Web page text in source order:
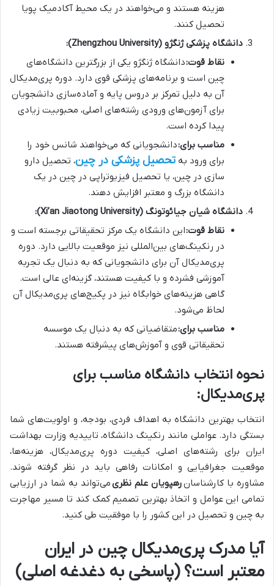
هزینه هستند و می‌خواهند در یک محیط آکادمیک پویا
تحصیل کنند.
دانشگاه پزشکی ژنگژو (Zhengzhou University):
نقاط قوت:دانشگاه ژنگژو یکی از بزرگترین دانشگاه‌های
چین است و برنامه‌های پزشکی قوی دارد. دوره پری‌مدیکال
آن به دلیل تمرکز بر دروس پایه و آماده‌سازی دانشجویان
برای آزمون‌های ورودی رشته‌های اصلی، محبوبیت زیادی
پیدا کرده است.
مناسب برای:دانشجویانی که می‌خواهند شانس خود را
برای ورود به تحصیل پزشکی در چین، تحصیل دارو
سازی در چین، یا تحصیل فیزیوتراپی در چین در یک
دانشگاه بزرگ و معتبر افزایش دهند.
دانشگاه شیان جیائوتونگ (Xi’an Jiaotong University):
نقاط قوت:این دانشگاه یک مرکز تحقیقاتی برجسته است و
در رنکینگ‌های بین‌المللی نیز موقعیت بالایی دارد. دوره
پری‌مدیکال آن برای دانشجویانی که به دنبال یک تجربه
آموزشی فشرده و با کیفیت هستند، گزینه‌ای عالی است.
گاهی هزینه‌های خوابگاه نیز در پکیج‌های پری‌مدیکال آن
لحاظ می‌شود.
مناسب برای:متقاضیانی که به دنبال یک موسسه
تحقیقاتی قوی و آموزش‌های پیشرفته هستند.
نحوه انتخاب دانشگاه مناسب برای
پری‌مدیکال:
انتخاب بهترین دانشگاه به اهداف فردی، بودجه، و اولویت‌های شما
بستگی دارد. عواملی مانند رنکینگ دانشگاه، تاییدیه وزارت بهداشت
ایران برای رشته‌های اصلی، کیفیت دوره پری‌مدیکال، هزینه‌ها،
موقعیت جغرافیایی و امکانات رفاهی باید در نظر گرفته شوند.
مشاوره با کارشناسانرهپویان علم نظریمی‌تواند به شما در ارزیابی
تمامی این عوامل و اتخاذ بهترین تصمیم کمک کند تا مسیر مهاجرت
به چین و تحصیل در این کشور را با موفقیت طی کنید.
آیا مدرک پری‌مدیکال چین در ایران
معتبر است؟ (پاسخی به دغدغه اصلی)